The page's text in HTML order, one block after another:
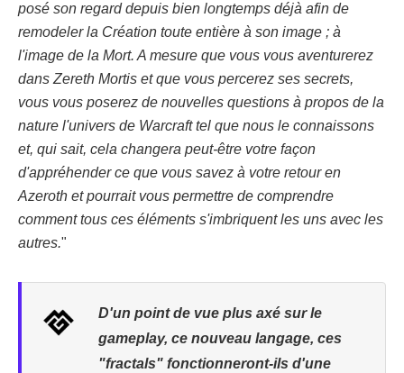
posé son regard depuis bien longtemps déjà afin de
remodeler la Création toute entière à son image ; à
l'image de la Mort. A mesure que vous vous aventurerez
dans Zereth Mortis et que vous percerez ses secrets,
vous vous poserez de nouvelles questions à propos de la
nature l'univers de Warcraft tel que nous le connaissons
et, qui sait, cela changera peut-être votre façon
d'appréhender ce que vous savez à votre retour en
Azeroth et pourrait vous permettre de comprendre
comment tous ces éléments s'imbriquent les uns avec les
autres."
D'un point de vue plus axé sur le
gameplay, ce nouveau langage, ces
"fractals" fonctionneront-ils d'une